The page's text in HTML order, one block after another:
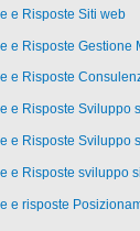
e Risposte Siti web
e Risposte Gestione
e Risposte
e Risposte Sviluppo
e Risposte Sviluppo
e Risposte sviluppo
e risposte